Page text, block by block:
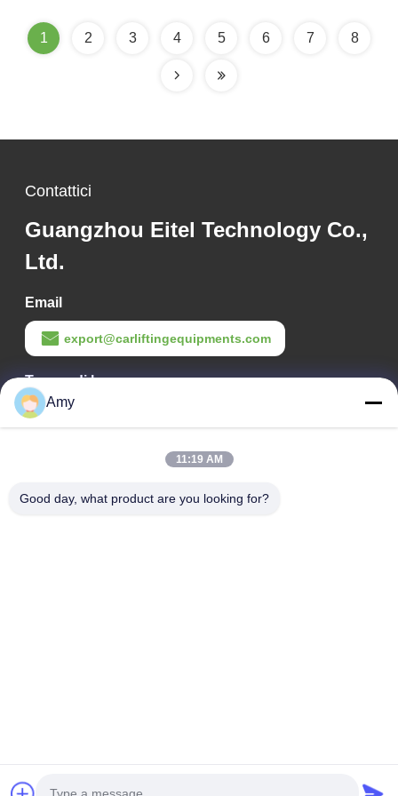
1 2 3 4 5 6 7 8
Contattici
Guangzhou Eitel Technology Co.,
Ltd.
Email
export@carliftingequipments.com
Tempo di lavoro
09:00-18:00
Strada nazionale 106, distretto di Huadu, città di Guangzhou
Amy
11:19 AM
Good day, what product are you looking for?